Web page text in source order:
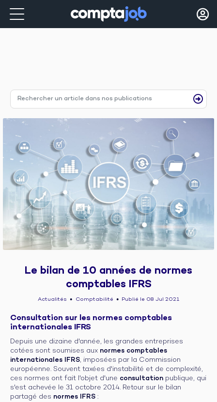
Le bilan de 10 années de normes
comptables IFRS
Actualités ● Comptabilité ● Publié le 08 Jul 2021
Consultation sur les normes comptables
internationales IFRS
Depuis une dizaine d'année, les grandes entreprises
cotées sont soumises aux normes comptables
internationales IFRS, imposées par la Commission
européenne. Souvent taxées d'instabilité et de complexité,
ces normes ont fait l'objet d'une consultation publique, qui
s'est achevée le 31 octobre 2014. Retour sur le bilan
partagé des normes IFRS :